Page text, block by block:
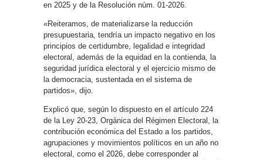
en 2025 y de la Resolución núm. 01-2026.
«Reiteramos, de materializarse la reducción
presupuestaria, tendría un impacto negativo en los
principios de certidumbre, legalidad e integridad
electoral, además de la equidad en la contienda, la
seguridad jurídica electoral y el ejercicio mismo de
la democracia, sustentada en el sistema de
partidos», dijo.
Explicó que, según lo dispuesto en el artículo 224
de la Ley 20-23, Orgánica del Régimen Electoral, la
contribución económica del Estado a los partidos,
agrupaciones y movimientos políticos en un año no
electoral, como el 2026, debe corresponder al